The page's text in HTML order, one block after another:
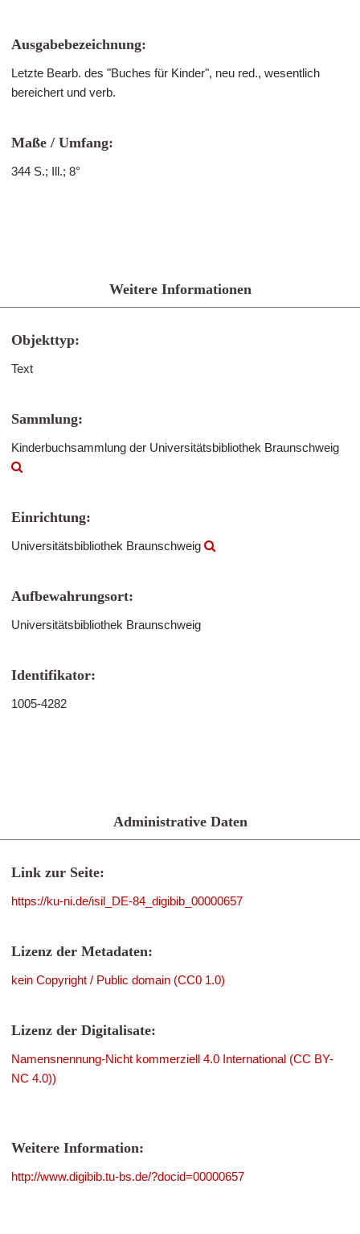
Ausgabebezeichnung:
Letzte Bearb. des "Buches für Kinder", neu red., wesentlich
bereichert und verb.
Maße / Umfang:
344 S.; Ill.; 8°
Weitere Informationen
Objekttyp:
Text
Sammlung:
Kinderbuchsammlung der Universitätsbibliothek Braunschweig
Einrichtung:
Universitätsbibliothek Braunschweig
Aufbewahrungsort:
Universitätsbibliothek Braunschweig
Identifikator:
1005-4282
Administrative Daten
Link zur Seite:
https://ku-ni.de/isil_DE-84_digibib_00000657
Lizenz der Metadaten:
kein Copyright / Public domain (CC0 1.0)
Lizenz der Digitalisate:
Namensnennung-Nicht kommerziell 4.0 International (CC BY-
NC 4.0))
Weitere Information:
http://www.digibib.tu-bs.de/?docid=00000657